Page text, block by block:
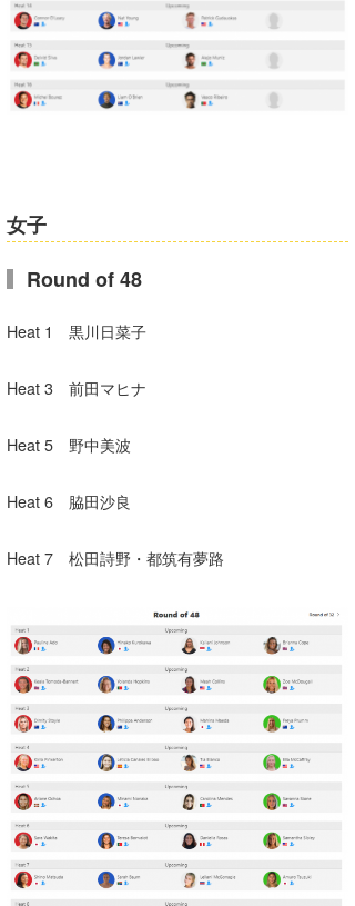
女子
Round of 48
Heat 1 黒川日菜子
Heat 3 前田マヒナ
Heat 5 野中美波
Heat 6 脇田沙良
Heat 7 松田詩野・都筑有夢路